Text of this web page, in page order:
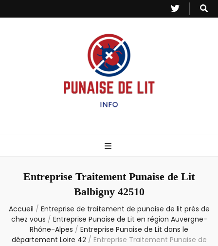
– Info
Entreprise Traitement Punaise de Lit
Balbigny 42510
Accueil / Entreprise de traitement de punaise de lit près de
chez vous / Entreprise Punaise de Lit en région Auvergne-
Rhône-Alpes / Entreprise Punaise de Lit dans le
département Loire 42 / Entreprise Traitement Punaise de